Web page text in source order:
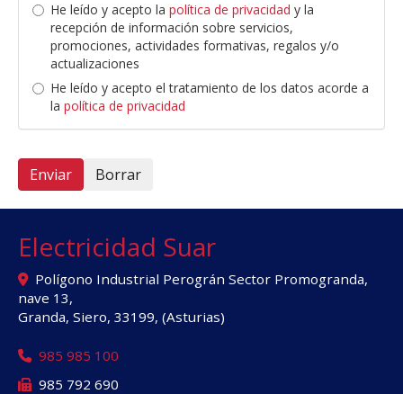
He leído y acepto la política de privacidad y la
recepción de información sobre servicios,
promociones, actividades formativas, regalos y/o
actualizaciones
He leído y acepto el tratamiento de los datos acorde a
la política de privacidad
Enviar Borrar
Electricidad Suar
Polígono Industrial Perográn Sector Promogranda,
nave 13,
Granda, Siero, 33199, (Asturias)
985 985 100
985 792 690